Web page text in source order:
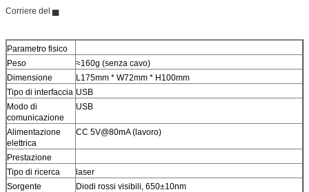
Corriere del ▅
Parametro fisico
Peso
≈160g (senza cavo)
Dimensione
L175mm * W72mm * H100mm
Tipo di interfaccia USB
Modo di
comunicazione
USB
Alimentazione
elettrica
CC 5V@80mA (lavoro)
Prestazione
Tipo di ricerca
laser
Sorgente
Diodi rossi visibili, 650±10nm